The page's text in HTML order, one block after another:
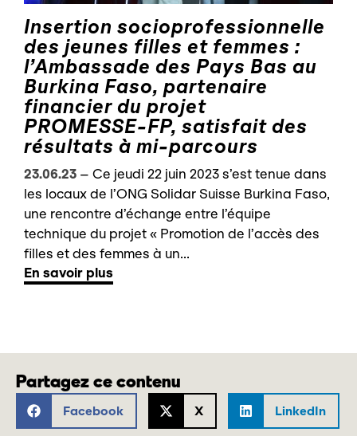
Insertion socioprofessionnelle
des jeunes filles et femmes :
l’Ambassade des Pays Bas au
Burkina Faso, partenaire
financier du projet
PROMESSE-FP, satisfait des
résultats à mi-parcours
23.06.23 – Ce jeudi 22 juin 2023 s’est tenue dans
les locaux de l’ONG Solidar Suisse Burkina Faso,
une rencontre d’échange entre l’équipe
technique du projet « Promotion de l’accès des
filles et des femmes à un...
En savoir plus
Partagez ce contenu
Facebook X LinkedIn